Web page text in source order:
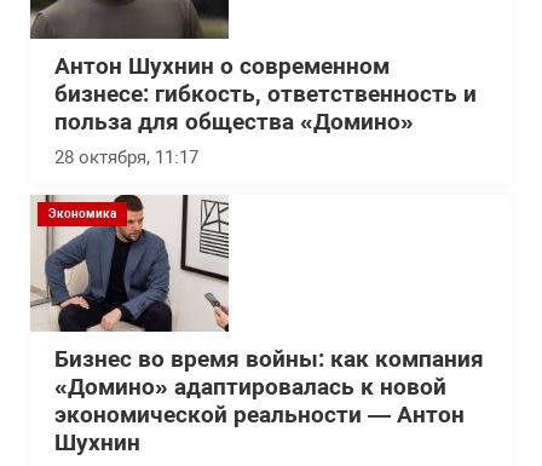
Антон Шухнин о современном
бизнесе: гибкость, ответственность и
польза для общества «Домино»
28 октября, 11:17
Экономика
Бизнес во время войны: как компания
«Домино» адаптировалась к новой
экономической реальности — Антон
Шухнин